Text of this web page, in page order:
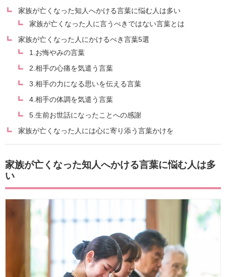
家族が亡くなった知人へかける言葉に悩む人は多い
家族が亡くなった人に言うべきではない言葉とは
家族が亡くなった人にかけるべき言葉5選
1.お悔やみの言葉
2.相手の心痛を気遣う言葉
3.相手の力になる思いを伝える言葉
4.相手の体調を気遣う言葉
5.生前お世話になったことへの感謝
家族が亡くなった人には心に寄り添う言葉かけを
家族が亡くなった知人へかける言葉に悩む人は多
い